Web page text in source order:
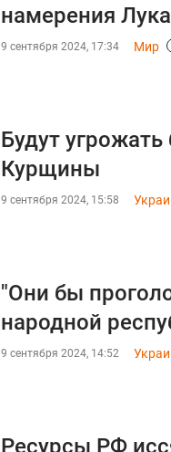
намерения
9 сентября 2024, 17:34 Мир
Будут
Курщины
9 сентября 2024, 15:58
"Они бы
народной
9 сентября 2024, 14:52
Ресурсы РФ